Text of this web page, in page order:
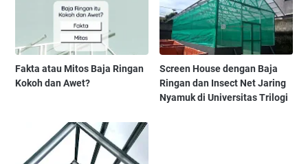
Fakta atau Mitos Baja Ringan
Kokoh dan Awet?
Screen House dengan Baja
Ringan dan Insect Net Jaring
Nyamuk di Universitas Trilogi